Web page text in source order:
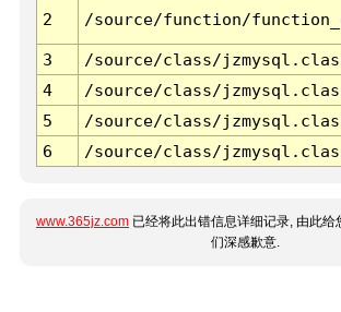
2 /source/function/
3 /source/class/
4
/source/class/
5
/source/class/
6
/source/class/
www.365jz.com 已经将此出错信息详细记录, 由此
们深感歉意.